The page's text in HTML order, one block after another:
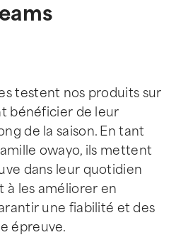
testent nos produits sur
bénéficier de leur
de la saison. En tant
owayo, ils mettent
dans leur quotidien
à les améliorer en
une fiabilité et des
épreuve.